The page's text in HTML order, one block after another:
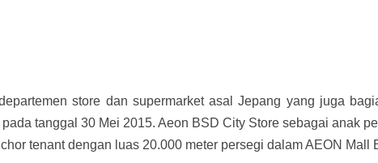
store dan supermarket asal Jepang yang juga
tanggal 30 Mei 2015. Aeon BSD City Store sebagai anak
tenant dengan luas 20.000 meter persegi dalam AEON Mall